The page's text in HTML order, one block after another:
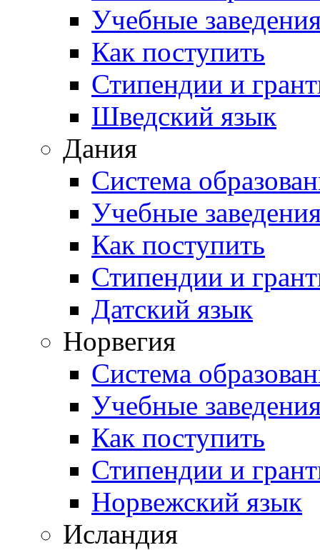
Учебные
Как поступить
Стипендии и
Шведский язык
Дания
Система
Учебные
Как поступить
Стипендии и
Датский язык
Норвегия
Система
Учебные
Как поступить
Стипендии и
Норвежский язык
Исландия